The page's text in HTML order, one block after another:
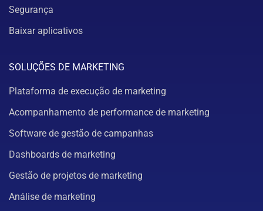
Segurança
Baixar aplicativos
SOLUÇÕES DE MARKETING
Plataforma de execução de marketing
Acompanhamento de performance de marketing
Software de gestão de campanhas
Dashboards de marketing
Gestão de projetos de marketing
Análise de marketing